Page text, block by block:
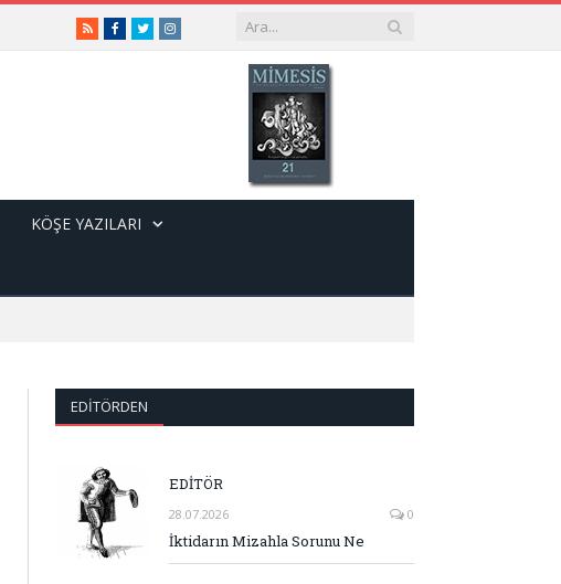
RSSFacebook
TwitterInstagram
KÖŞE YAZILARI
EDITÖRDEN
EDİTÖR
28.07.2026 0
İktidarın Mizahla Sorunu Ne